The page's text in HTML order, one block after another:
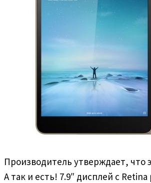
Производитель утверждает, что
А так и есть! 7.9″ дисплей с